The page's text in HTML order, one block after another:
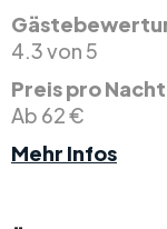
4.3 von 5
Preis pro
Ab 62 €
Mehr Infos